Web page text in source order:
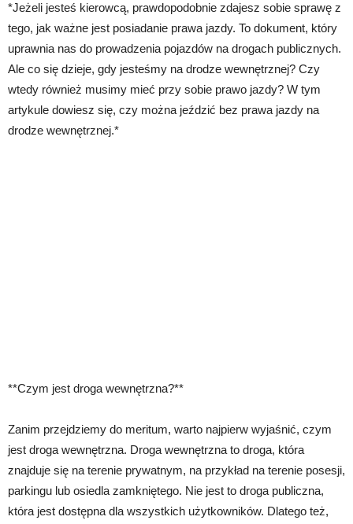
*Jeżeli jesteś kierowcą, prawdopodobnie zdajesz sobie sprawę z
tego, jak ważne jest posiadanie prawa jazdy. To dokument, który
uprawnia nas do prowadzenia pojazdów na drogach publicznych.
Ale co się dzieje, gdy jesteśmy na drodze wewnętrznej? Czy
wtedy również musimy mieć przy sobie prawo jazdy? W tym
artykule dowiesz się, czy można jeździć bez prawa jazdy na
drodze wewnętrznej.*
**Czym jest droga wewnętrzna?**
Zanim przejdziemy do meritum, warto najpierw wyjaśnić, czym
jest droga wewnętrzna. Droga wewnętrzna to droga, która
znajduje się na terenie prywatnym, na przykład na terenie posesji,
parkingu lub osiedla zamkniętego. Nie jest to droga publiczna,
która jest dostępna dla wszystkich użytkowników. Dlatego też,